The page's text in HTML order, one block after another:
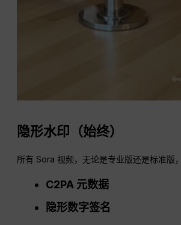
隐形水印（始终）
所有 Sora 视频，无论是专业版还是标准版
C2PA 元数据
隐形数字签名